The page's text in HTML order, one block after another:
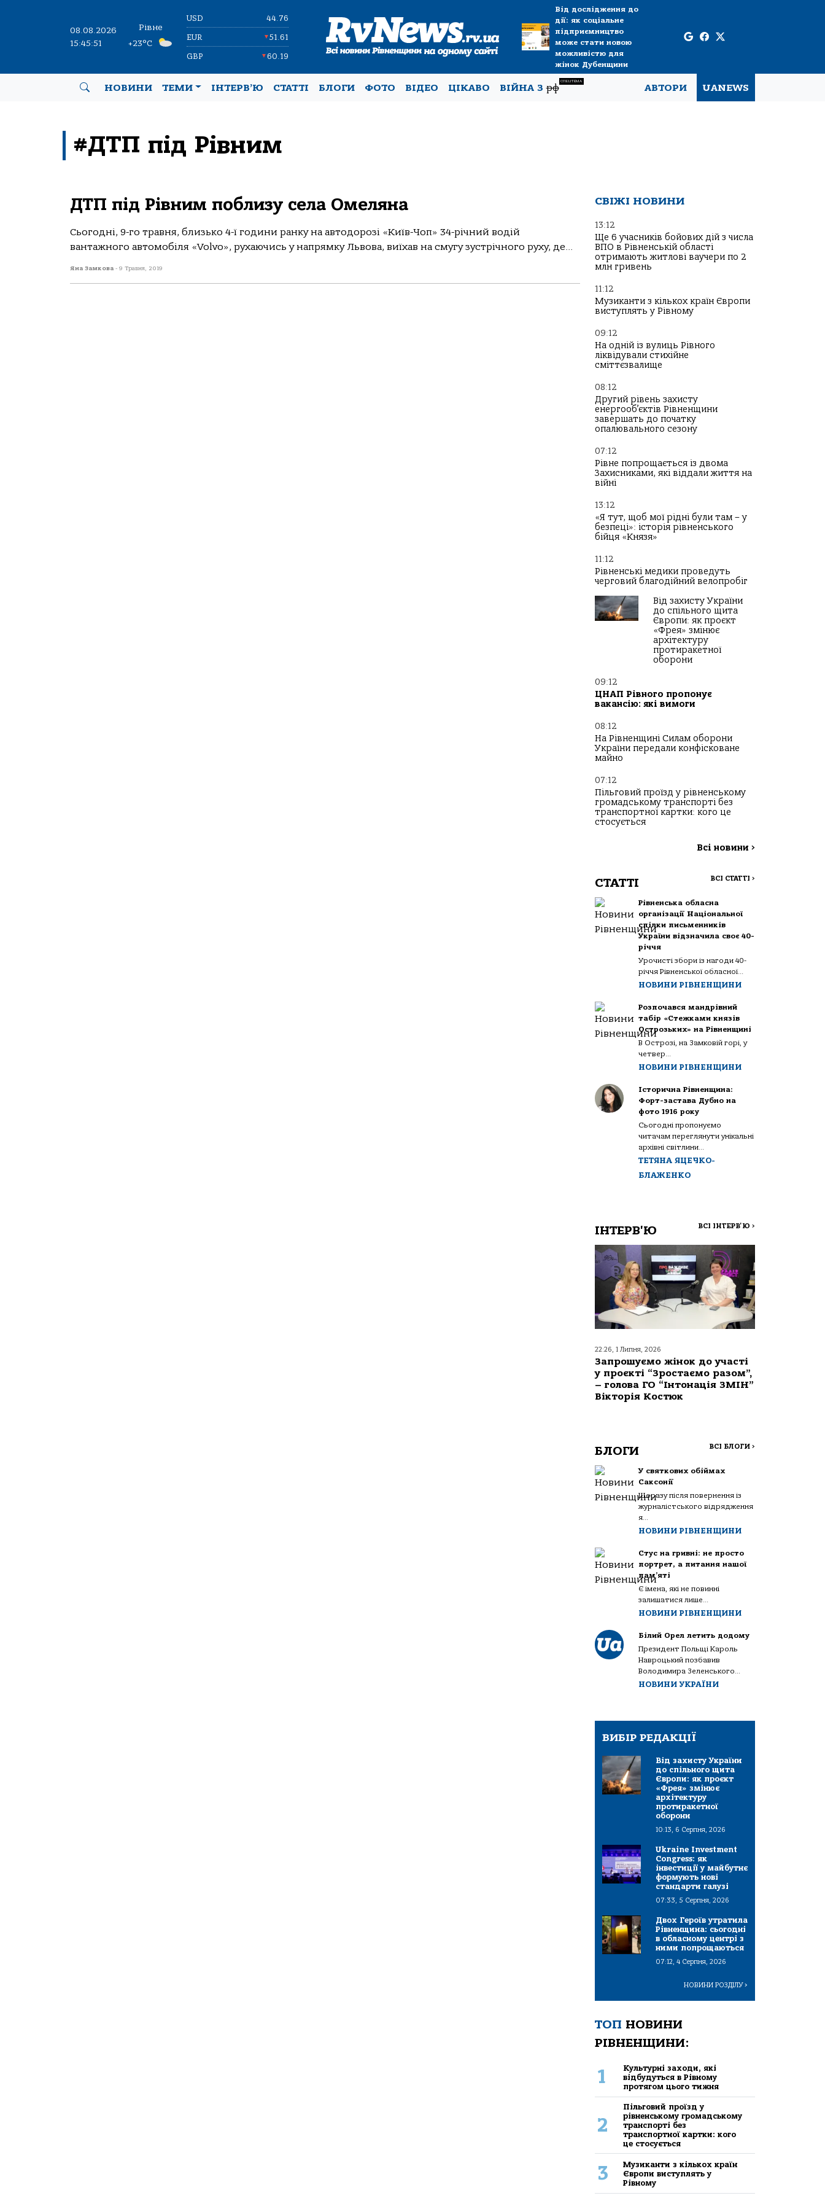
08.08.2026
15:45:52
Рівне
+23°C
USD 44.76
EUR ▼51.61
GBP ▼60.19
Від дослідження до
дії: як соціальне
підприємництво
може стати новою
можливістю для
жінок Дубенщини
НОВИНИ ТЕМИ ІНТЕРВ’Ю СТАТТІ БЛОГИ ФОТО ВІДЕО ЦІКАВО ВІЙНА Зрф
СПЕЦТЕМА
АВТОРИ UANEWS
#ДТП під Рівним
ДТП під Рівним поблизу села Омеляна
Сьогодні, 9-го травня, близько 4-ї години ранку на автодорозі «Київ-Чоп» 34-річний водій
вантажного автомобіля «Volvo», рухаючись у напрямку Львова, виїхав на смугу зустрічного руху, де...
Яна Замкова - 9 Травня, 2019
СВІЖІ НОВИНИ
13:12
Ще 6 учасників бойових дій з числа
ВПО в Рівненській області
отримають житлові ваучери по 2
млн гривень
11:12
Музиканти з кількох країн Європи
виступлять у Рівному
09:12
На одній із вулиць Рівного
ліквідували стихійне
сміттєзвалище
08:12
Другий рівень захисту
енергооб’єктів Рівненщини
завершать до початку
опалювального сезону
07:12
Рівне попрощається із двома
Захисниками, які віддали життя на
війні
13:12
«Я тут, щоб мої рідні були там – у
безпеці»: історія рівненського
бійця «Князя»
11:12
Рівненські медики проведуть
черговий благодійний велопробіг
Від захисту України
до спільного щита
Європи: як проєкт
«Фрея» змінює
архітектуру
протиракетної
оборони
09:12
ЦНАП Рівного пропонує
вакансію: які вимоги
08:12
На Рівненщині Силам оборони
України передали конфісковане
майно
07:12
Пільговий проїзд у рівненському
громадському транспорті без
транспортної картки: кого це
стосується
Всі новини >
СТАТТІ ВСІ СТАТТІ >
Рівненська обласна
організації Національної
спілки письменників
України відзначила своє 40-
річчя
Урочисті збори із нагоди 40-
річчя Рівненської обласної...
НОВИНИ РІВНЕНЩИНИ
Розпочався мандрівний
табір «Стежками князів
Острозьких» на Рівненщині
В Острозі, на Замковій горі, у
четвер...
НОВИНИ РІВНЕНЩИНИ
Історична Рівненщина:
Форт-застава Дубно на
фото 1916 року
Сьогодні пропонуємо
читачам переглянути унікальні
архівні світлини...
ТЕТЯНА ЯЦЕЧКО-
БЛАЖЕНКО
ІНТЕРВ'Ю ВСІ ІНТЕРВ'Ю >
22:26, 1 Липня, 2026
Запрошуємо жінок до участі
у проєкті “Зростаємо разом”,
– голова ГО “Інтонація ЗМІН”
Вікторія Костюк
БЛОГИ ВСІ БЛОГИ >
У святкових обіймах
Саксонії
Щоразу після повернення із
журналістського відрядження
я...
НОВИНИ РІВНЕНЩИНИ
Стус на гривні: не просто
портрет, а питання нашої
пам’яті
Є імена, які не повинні
залишатися лише...
НОВИНИ РІВНЕНЩИНИ
Білий Орел летить додому
Президент Польщі Кароль
Навроцький позбавив
Володимира Зеленського...
НОВИНИ УКРАЇНИ
ВИБІР РЕДАКЦІЇ
Від захисту України
до спільного щита
Європи: як проєкт
«Фрея» змінює
архітектуру
протиракетної
оборони
10:13, 6 Серпня, 2026
Ukraine Investment
Congress: як
інвестиції у майбутнє
формують нові
стандарти галузі
07:33, 5 Серпня, 2026
Двох Героїв утратила
Рівненщина: сьогодні
в обласному центрі з
ними попрощаються
07:12, 4 Серпня, 2026
НОВИНИ РОЗДІЛУ>
ТОП НОВИНИ
РІВНЕНЩИНИ:
1
Культурні заходи, які
відбудуться в Рівному
протягом цього тижня
2
Пільговий проїзд у
рівненському громадському
транспорті без
транспортної картки: кого
це стосується
3
Музиканти з кількох країн
Європи виступлять у
Рівному